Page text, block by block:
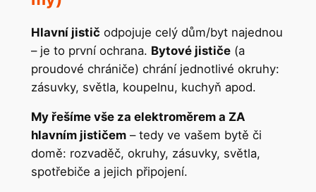
Hlavní jistič odpojuje celý dům/byt najednou
– je to první ochrana. Bytové jističe(a
proudové chrániče) chrání jednotlivé okruhy:
zásuvky, světla, koupelnu, kuchyň apod.
My řešíme vše za elektroměrem a ZA
hlavním jističem– tedy ve vašem bytě či
domě: rozvaděč, okruhy, zásuvky, světla,
spotřebiče a jejich připojení.